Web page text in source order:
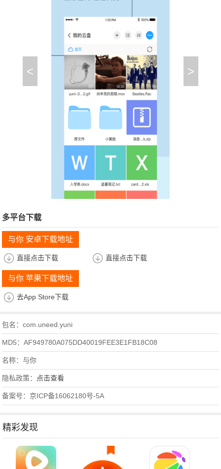
< >
多平台下载
与你 安卓下载地址
直接点击下载 直接点击下载
与你 苹果下载地址
去App Store下载
包名：com.uneed.yuni
MD5：AF949780A075DD40019FEE3E1FB18C08
名称：与你
隐私政策： 点击查看
备案号：京ICP备16062180号-5A
精彩发现